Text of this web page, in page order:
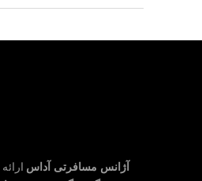
آژانس مسافرتی آداس